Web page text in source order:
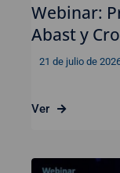
Webinar:
Abast y
21 de julio de
Ver